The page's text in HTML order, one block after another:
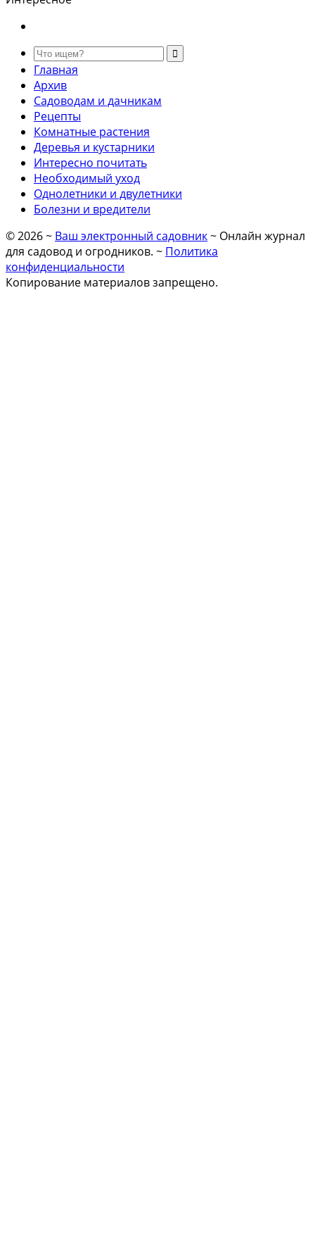
Главная
Архив
Садоводам и дачникам
Рецепты
Комнатные растения
Деревья и кустарники
Интересно почитать
Необходимый уход
Однолетники и двулетники
Болезни и вредители
©2026~ Ваш электронный садовник~ Онлайн журнал
для садовод и огродников. ~ Политика
конфиденциальности
Копирование материалов запрещено.